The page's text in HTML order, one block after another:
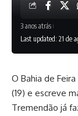
Last updated: 21 de
3 anos atrás
O Bahia de
(19) e escreve
Tremendão já